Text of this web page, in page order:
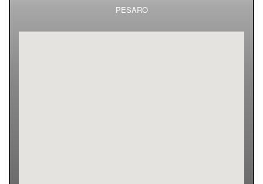
PESARO